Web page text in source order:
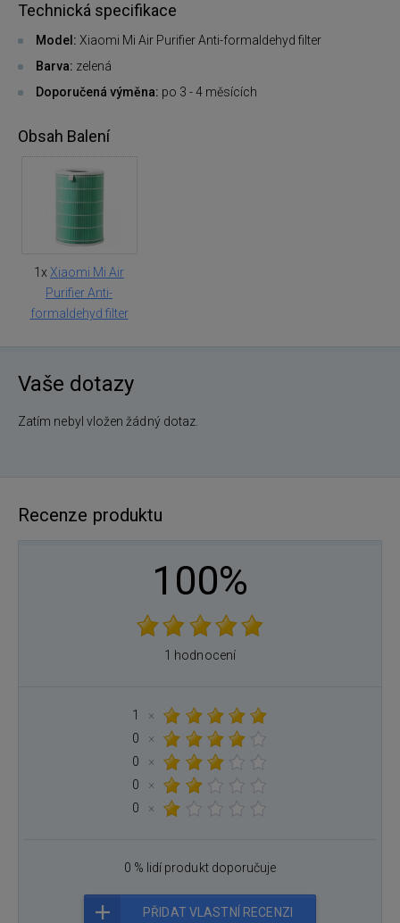
Technická specifikace
Model: Xiaomi Mi Air Purifier Anti-formaldehyd filter
Barva: zelená
Doporučená výměna: po 3 - 4 měsících
Obsah Balení
1x Xiaomi Mi Air
Purifier Anti-
formaldehyd filter
Vaše dotazy
Zatím nebyl vložen žádný dotaz.
Recenze produktu
100%
1 hodnocení
1
×
0
×
0
×
0
×
0
×
0 % lidí produkt doporučuje
PŘIDAT VLASTNÍ RECENZI